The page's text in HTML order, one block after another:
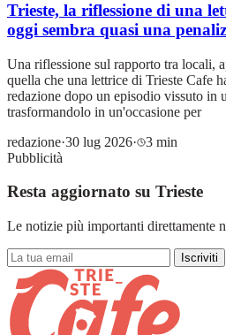
Trieste, la riflessione di una
oggi sembra quasi una
Una riflessione sul rapporto tra locali,
quella che una lettrice di Trieste Cafe
redazione dopo un episodio vissuto in
trasformandolo in un'occasione per
redazione·30 lug 2026·
3 min
Pubblicità
Resta aggiornato su Trieste
Le notizie più importanti direttamente
Iscriviti